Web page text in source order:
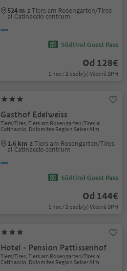
524 m z Tiers am Rosengarten/Tires
al Catinaccio centrum
Südtirol Guest Pass
Od 128€
1 noc / 2 osob(y) Včetně DPH
Gasthof Edelweiss
Tiers/Tires, Tiers am Rosengarten/Tires al
Catinaccio, Dolomites Region Seiser Alm
1.6 km z Tiers am Rosengarten/Tires
al Catinaccio centrum
Südtirol Guest Pass
Od 144€
1 noc / 2 osob(y) Včetně DPH
Hotel - Pension Pattissenhof
Tiers/Tires, Tiers am Rosengarten/Tires al
Catinaccio, Dolomites Region Seiser Alm